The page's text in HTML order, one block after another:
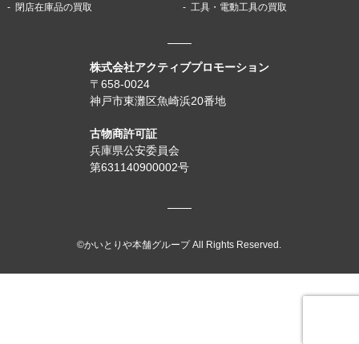
株式会社アクティブプロモーション
〒658-0024
神戸市東灘区魚崎浜20番地
古物商許可証
兵庫県公安委員会
第631140900002号
閉店在庫品の買取 工具・電動工具の買取
©かいとりや本舗グループ All Rights Reserved.